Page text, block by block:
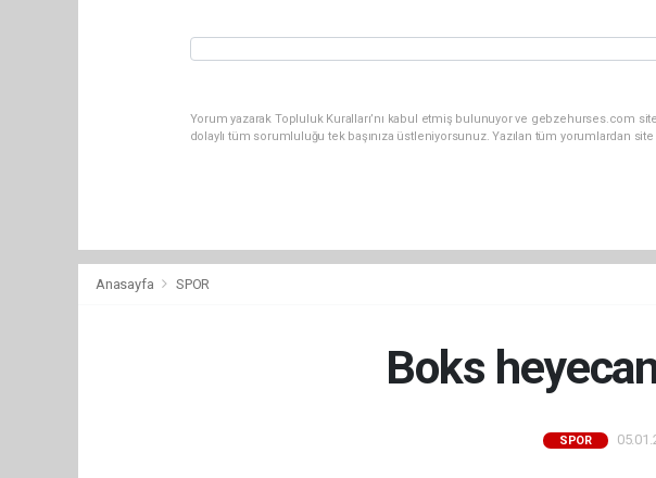
Yorum yazarak Topluluk Kuralları’nı kabul etmiş bulunuyor ve gebzehurses.com
dolaylı tüm sorumluluğu tek başınıza üstleniyorsunuz. Yazılan tüm yorumlardan
Anasayfa SPOR
Boks
SPOR